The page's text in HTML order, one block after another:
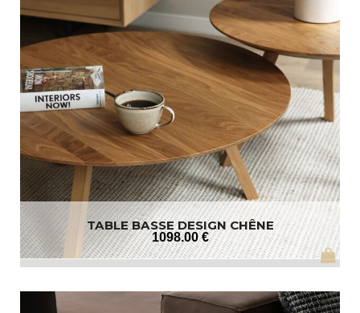
TABLE BASSE DESIGN CHÊNE
1098.00 €